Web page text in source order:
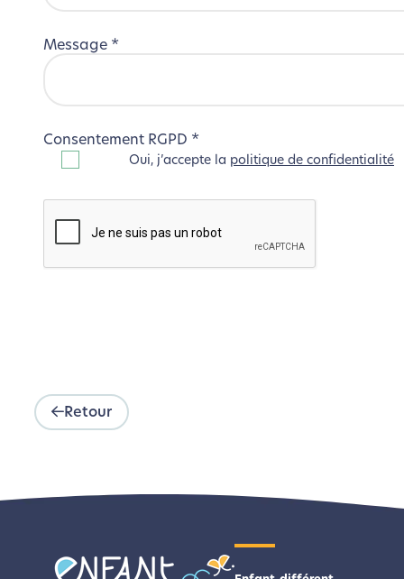
Message *
Consentement RGPD *
Oui, j’accepte la politique de confidentialité
Retour